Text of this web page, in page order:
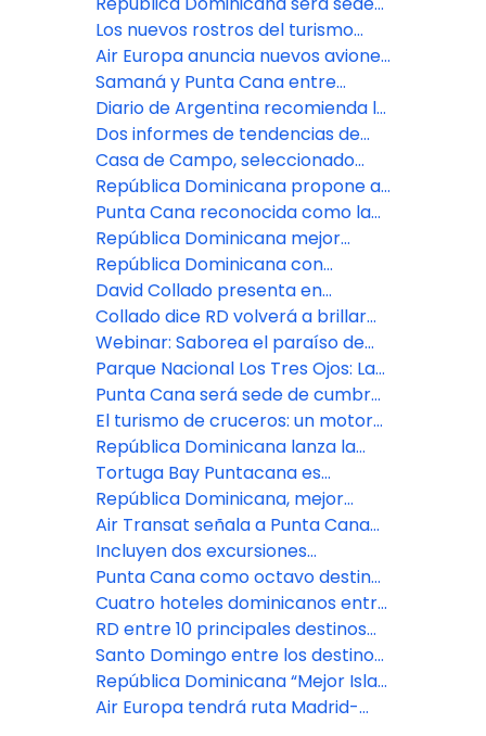
con dos conferencias exclusivas
del Ironman 70.3 Cap Cana
Los nuevos rostros del turismo
dominicano
Air Europa anuncia nuevos aviones
ruta Madrid-Santiago
Samaná y Punta Cana entre
mejores destinos para vacaciones
de primavera
Diario de Argentina recomienda la
RD como destino para el
ecoturismo
Dos informes de tendencias de
viajes colocan a RD entre los
destinos preferidos para este
invierno
Casa de Campo, seleccionado
“mejor hotel de golf Caribe” en los
World Travel Awards 2024
República Dominicana propone a
México sumarse al Multidestino
Punta Cana reconocida como la
“Mejor Ciudad Latinoamericana”
para turismo MICE
República Dominicana mejor
destino del Caribe
República Dominicana con
potencial para turismo deportivo
David Collado presenta en
Colombia la campaña
promocional “Saborea el Paraíso”
Collado dice RD volverá a brillar
en cumbre sobre turismo de
África y Las Américas
Webinar: Saborea el paraíso de
República Dominicana.
Parque Nacional Los Tres Ojos: La
naturaleza entre rocas y lagos
Punta Cana será sede de cumbre
de ONU Turismo para África y
América en octubre
El turismo de cruceros: un motor
económico en ciudades con
puertos
República Dominicana lanza la
campaña global «Taste the
Paradise» en vivo desde cinco
ciudades
Tortuga Bay Puntacana es
reconocido como Mejor Resort de
Playa de Lujo en RD
República Dominicana, mejor
destino internacional en Premios
Condé Nast Traveler 2024
Air Transat señala a Punta Cana
como un destino muy popular
para los canadienses este verano
Incluyen dos excursiones
dominicanas entre las mejores
experiencias del Caribe en
TripAdvisor
Punta Cana como octavo destino
más popular en Estados Unidos
para viajar este verano
Cuatro hoteles dominicanos entre
los 25 mejores resort todo incluido
RD entre 10 principales destinos
de tendencia para el verano del
2024, según informe de
Mastercard
Santo Domingo entre los destinos
tropicales más grandes para
visitar
República Dominicana “Mejor Isla
y Destino del Caribe” 2024 en los
Air Europa tendrá ruta Madrid-